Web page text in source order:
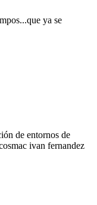
ya se
de entornos de
ivan fernandez